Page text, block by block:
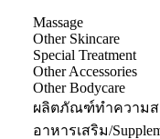
Massage
Other Skincare
Special Treatment
Other Accessories
Other Bodycare
ผลิตภัณฑ์ทำความส
อาหารเสริม/